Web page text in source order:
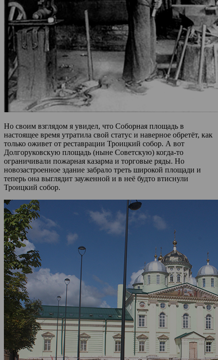
Но своим взглядом я увидел, что Соборная площадь в
настоящее время утратила свой статус и наверное обретёт, как
только оживет от реставрации Троицкий собор. А вот
Долгоруковскую площадь (ныне Советскую) когда-то
ограничивали пожарная казарма и торговые ряды. Но
новозастроенное здание забрало треть широкой площади и
теперь она выглядит зауженной и в неё будто втиснули
Троицкий собор.